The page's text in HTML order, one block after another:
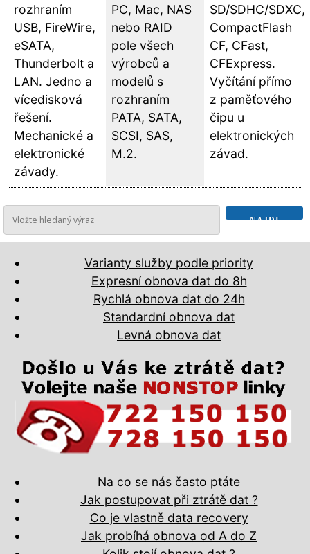
rozhraním
USB, FireWire,
eSATA,
Thunderbolt a
LAN. Jedno a
vícedisková
řešení.
Mechanické a
elektronické
závady.
PC, Mac, NAS
nebo RAID
pole všech
výrobců a
modelů s
rozhraním
PATA, SATA,
SCSI, SAS,
M.2.
SD/SDHC/SDXC,
CompactFlash
CF, CFast,
CFExpress.
Vyčítání přímo
z paměťového
čipu u
elektronických
závad.
Varianty služby podle priority
Expresní obnova dat do 8h
Rychlá obnova dat do 24h
Standardní obnova dat
Levná obnova dat
Na co se nás často ptáte
Jak postupovat při ztrátě dat ?
Co je vlastně data recovery
Jak probíhá obnova od A do Z